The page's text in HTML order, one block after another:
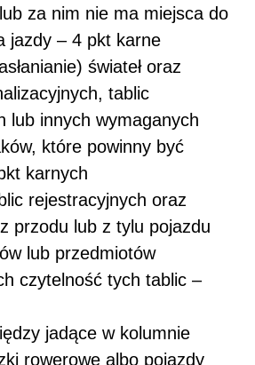
za nim nie ma miejsca do
jazdy – 4 pkt karne
świateł oraz
tablic
lub innych wymaganych
które powinny być
karnych
rejestracyjnych oraz
przodu lub z tylu pojazdu
lub przedmiotów
czytelność tych tablic –
jadące w kolumnie
rowerowe albo pojazdy